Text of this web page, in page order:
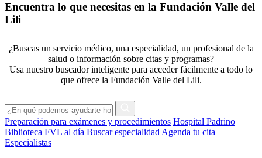
Encuentra lo que necesitas en la Fundación Valle del
Lili
¿Buscas un servicio médico, una especialidad, un profesional de la
salud o información sobre citas y programas?
Usa nuestro buscador inteligente para acceder fácilmente a todo lo
que ofrece la Fundación Valle del Lili.
Preparación para exámenes y procedimientos Hospital Padrino
Biblioteca FVL al día Buscar especialidad Agenda tu cita
Especialistas